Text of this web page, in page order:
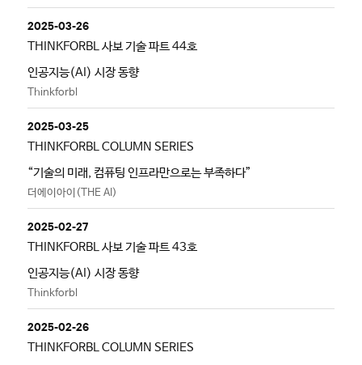
2025-03-26
THINKFORBL 사보 기술 파트 44호
인공지능(AI) 시장 동향
Thinkforbl
2025-03-25
THINKFORBL COLUMN SERIES
“기술의 미래, 컴퓨팅 인프라만으로는 부족하다”
더에이아이(THE AI)
2025-02-27
THINKFORBL 사보 기술 파트 43호
인공지능(AI) 시장 동향
Thinkforbl
2025-02-26
THINKFORBL COLUMN SERIES